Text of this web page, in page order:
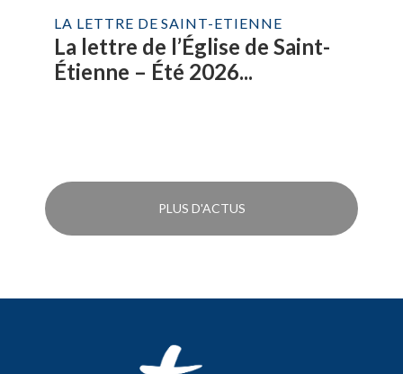
LA LETTRE DE SAINT-ETIENNE
La lettre de l’Église de Saint-
Étienne – Été 2026...
PLUS D'ACTUS